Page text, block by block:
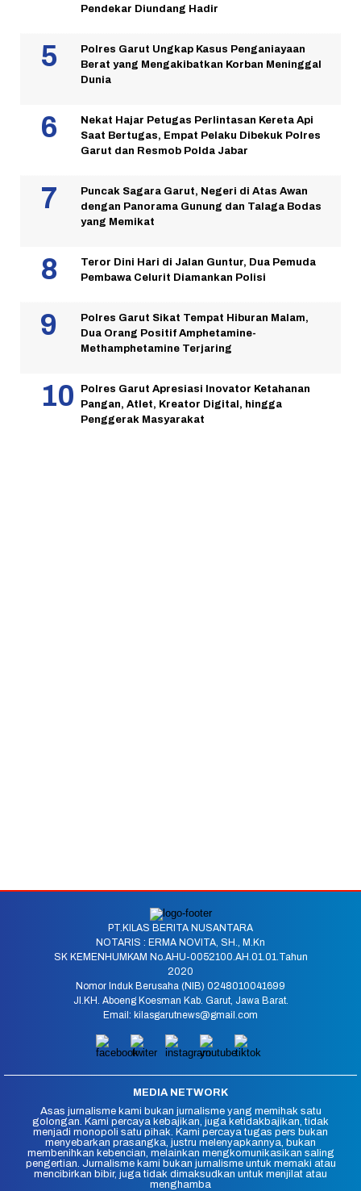
Pendekar Diundang Hadir
Polres Garut Ungkap Kasus Penganiayaan
Berat yang Mengakibatkan Korban Meninggal
Dunia
Nekat Hajar Petugas Perlintasan Kereta Api
Saat Bertugas, Empat Pelaku Dibekuk Polres
Garut dan Resmob Polda Jabar
Puncak Sagara Garut, Negeri di Atas Awan
dengan Panorama Gunung dan Talaga Bodas
yang Memikat
Teror Dini Hari di Jalan Guntur, Dua Pemuda
Pembawa Celurit Diamankan Polisi
Polres Garut Sikat Tempat Hiburan Malam,
Dua Orang Positif Amphetamine-
Methamphetamine Terjaring
Polres Garut Apresiasi Inovator Ketahanan
Pangan, Atlet, Kreator Digital, hingga
Penggerak Masyarakat
PT.KILAS BERITA NUSANTARA
NOTARIS : ERMA NOVITA, SH., M.Kn
SK KEMENHUMKAM No.AHU-0052100.AH.01.01.Tahun
2020
Nomor Induk Berusaha (NIB) 0248010041699
Jl.KH. Aboeng Koesman Kab. Garut, Jawa Barat.
Email: kilasgarutnews@gmail.com
MEDIA NETWORK
Asas jurnalisme kami bukan jurnalisme yang memihak satu
golongan. Kami percaya kebajikan, juga ketidakbajikan, tidak
menjadi monopoli satu pihak. Kami percaya tugas pers bukan
menyebarkan prasangka, justru melenyapkannya, bukan
membenihkan kebencian, melainkan mengkomunikasikan saling
pengertian. Jurnalisme kami bukan jurnalisme untuk memaki atau
mencibirkan bibir, juga tidak dimaksudkan untuk menjilat atau
menghamba